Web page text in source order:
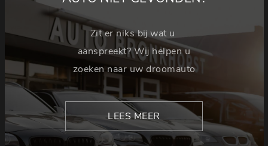
Zit er niks bij wat u
aanspreekt? Wij helpen u
zoeken naar uw droomauto
LEES MEER